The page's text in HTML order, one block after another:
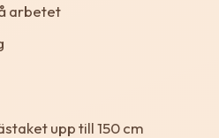
arbetet
upp till 150 cm